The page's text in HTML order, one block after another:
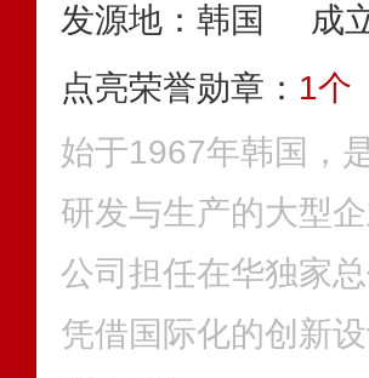
发源地：韩国
成
点亮荣誉勋章： 1个
始于1967年韩国，
研发与生产的大型
公司担任在华独家
凭借国际化的创新